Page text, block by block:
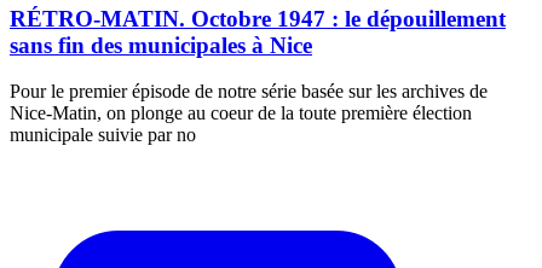
RÉTRO-MATIN. Octobre 1947 : le dépouillement
sans fin des municipales à Nice
Pour le premier épisode de notre série basée sur les archives de
Nice-Matin, on plonge au coeur de la toute première élection
municipale suivie par no